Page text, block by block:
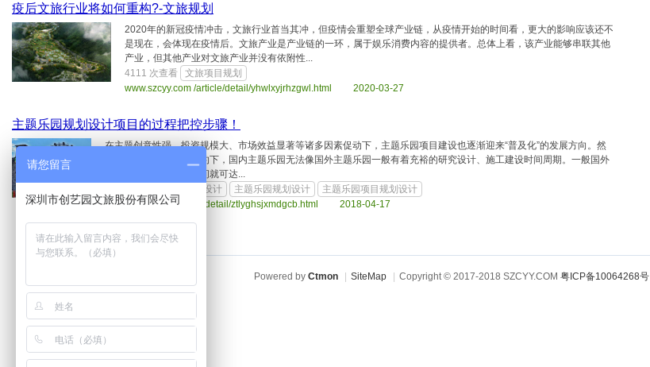
疫后文旅行业将如何重构?-文旅规划
2020年的新冠疫情冲击，文旅行业首当其冲，但疫情会重塑全球产业链，从疫情开始的时间看，更大的影响应该还不
是现在，会体现在疫情后。文旅产业是产业链的一环，属于娱乐消费内容的提供者。总体上看，该产业能够串联其他
产业，但其他产业对文旅产业并没有依附性...
4111 次查看
文旅项目规划
www.szcyy.com /article/detail/yhwlxyjrhzgwl.html 2020-03-27
主题乐园规划设计项目的过程把控步骤！
在主题创意性强、投资规模大、市场效益显著等诸多因素促动下，主题乐园项目建设也逐渐迎来“普及化”的发展方向。然
而，在各种客观条件制约下，国内主题乐园无法像国外主题乐园一般有着充裕的研究设计、施工建设时间周期。一般国外
主题乐园的项目研究时间就可达...
主题乐园设计 主题乐园规划设计
主题乐园项目规划设计
www.szcyy.com /article/detail/ztlyghsjxmdgcb.html 2018-04-17
Powered by Ctmon SiteMap Copyright © 2017-2018 SZCYY.COM 粤ICP备10064268号
请您留言
深圳市创艺园文旅股份有限公司